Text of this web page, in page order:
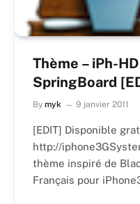
Thème – iPh-
SpringBoard
By myk 9 janvier 2011
[EDIT] Disponible
http://
thème inspiré de
Français pour